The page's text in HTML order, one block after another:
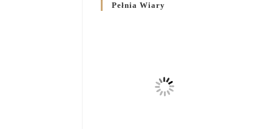
Pełnia Wiary